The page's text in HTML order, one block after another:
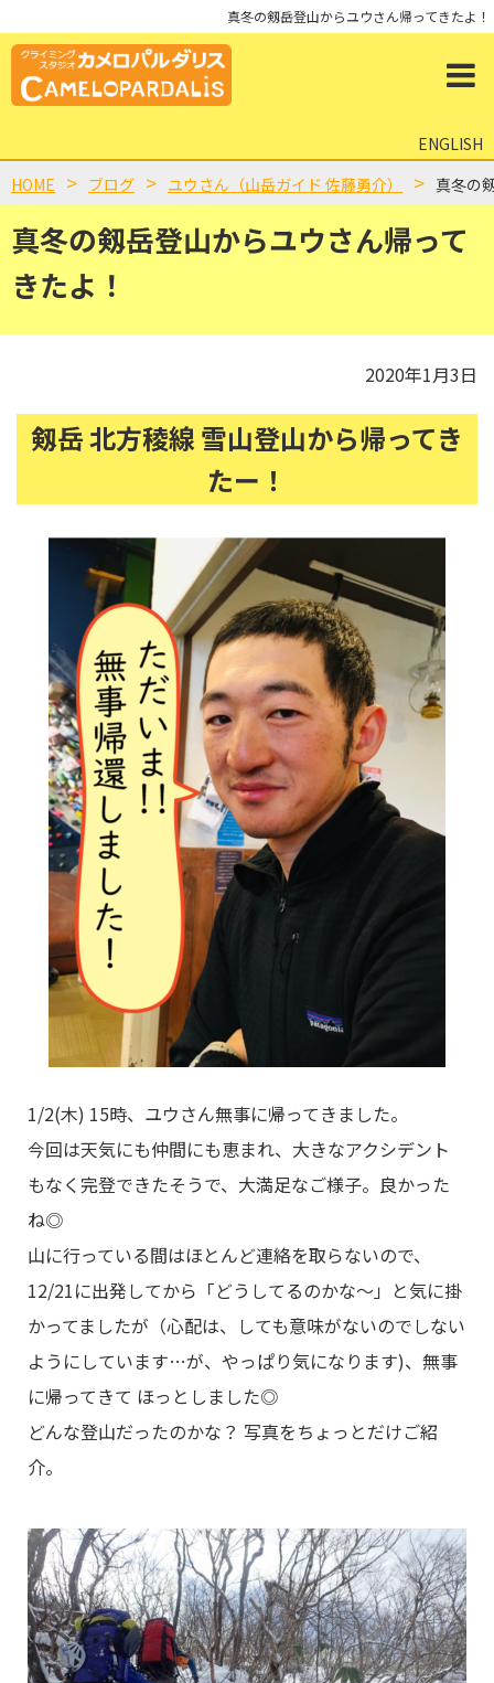
真冬の剱岳登山からユウさん帰ってきたよ！
ENGLISH
真冬の剱岳登山からユウさん帰って
きたよ！
HOME ブログ ユウさん（山岳ガイド 佐藤勇介） 真冬の
2020年1月3日
剱岳 北方稜線 雪山登山から帰ってき
たー！
1/2(木) 15時、ユウさん無事に帰ってきました。
今回は天気にも仲間にも恵まれ、大きなアクシデント
もなく完登できたそうで、大満足なご様子。良かった
ね◎
山に行っている間はほとんど連絡を取らないので、
12/21に出発してから「どうしてるのかな～」と気に掛
かってましたが（心配は、しても意味がないのでしない
ようにしています…が、やっぱり気になります)、無事
に帰ってきて ほっとしました◎
どんな登山だったのかな？ 写真をちょっとだけご紹
介。